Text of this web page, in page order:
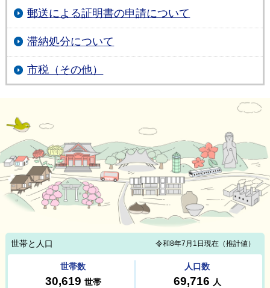
郵送による証明書の申請について
滞納処分について
市税（その他）